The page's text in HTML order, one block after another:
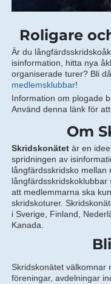
Roligare
Är du
isinformation, hitta nya
organiserade turer? Bli
medlemsklubbar!
Information om plogade
Använd denna länk för att
Om
Skridskonätetär en
spridningen av
långfärdsskridsko mellan
att medlemmarna ska
skridskoturer.
i Sverige, Finland,
Kanada.
Skridskonätet välkomnar
föreningar, avdelningar